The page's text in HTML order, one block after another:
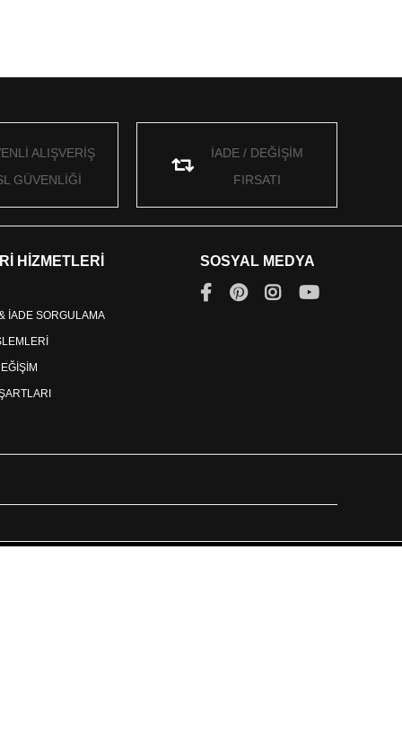
ALIŞVERİŞ
GÜVENLİĞİ
İADE / DEĞİŞİM
FIRSATI
HİZMETLERİ
İADE SORGULAMA
SOSYAL MEDYA